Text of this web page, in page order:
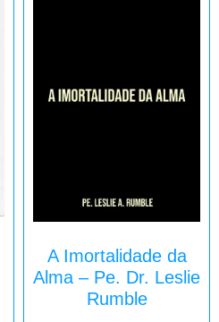
A Imortalidade da
Alma – Pe. Dr. Leslie
Rumble